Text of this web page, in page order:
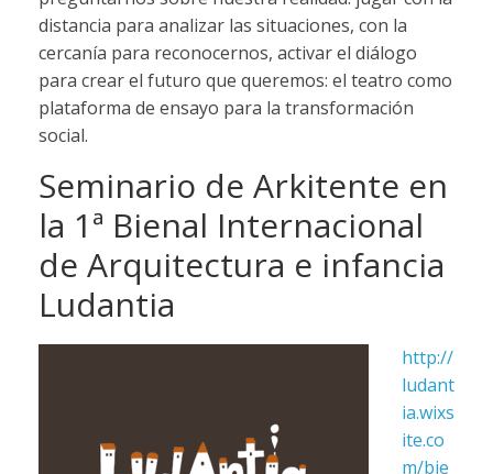
distancia para analizar las situaciones, con la
cercanía para reconocernos, activar el diálogo
para crear el futuro que queremos: el teatro como
plataforma de ensayo para la transformación
social.
Seminario de Arkitente en
la 1ª Bienal Internacional
de Arquitectura e infancia
Ludantia
http://
ludant
ia.wixs
ite.co
m/bie